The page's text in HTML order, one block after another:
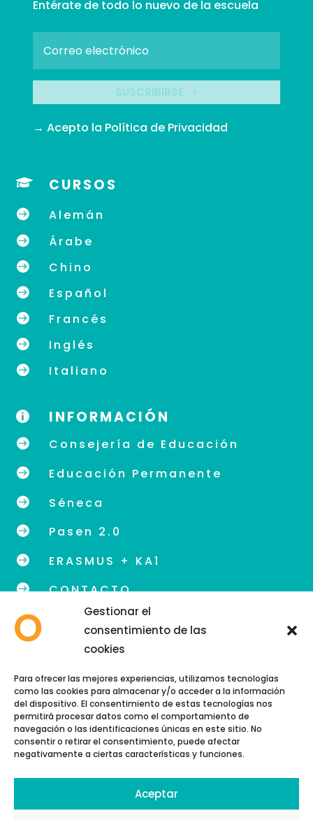
Gestionar el
consentimiento de las
cookies
Para ofrecer las mejores experiencias, utilizamos tecnologías
como las cookies para almacenar y/o acceder a la información
del dispositivo. El consentimiento de estas tecnologías nos
permitirá procesar datos como el comportamiento de
navegación o las identificaciones únicas en este sitio. No
consentir o retirar el consentimiento, puede afectar
negativamente a ciertas características y funciones.
Aceptar
Entérate de todo lo nuevo de la escuela
SUSCRIBIRSE
→ Acepto la Política de Privacidad
 CURSOS
 Alemán
 Árabe
 Chino
 Español
 Francés
 Inglés
 Italiano
 INFORMACIÓN
 Consejería de Educación
 Educación Permanente
 Séneca
 Pasen 2.0
 ERASMUS + KA1
 CONTACTO
Teléfono: 958 89 48 54
Copyright © 2026 | EOI GRANADA